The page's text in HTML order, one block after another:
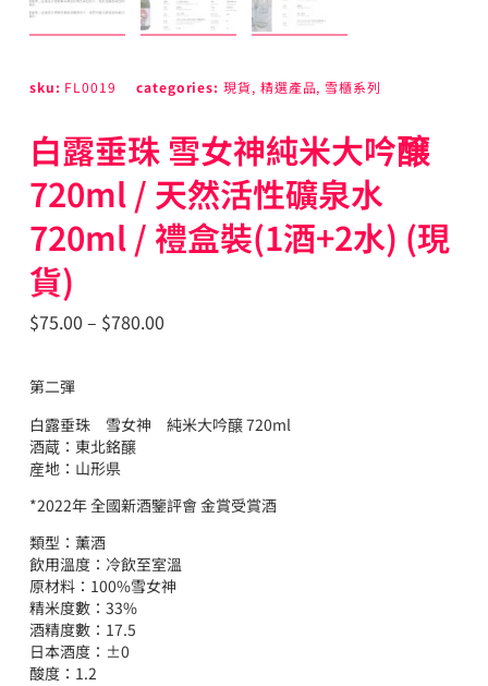
sku: FL0019 categories: 現貨, 精選產品, 雪櫃系列
白露垂珠 雪女神純米大吟醸
720ml / 天然活性礦泉水
720ml / 禮盒裝(1酒+2水) (現
貨)
$75.00 – $780.00
第二彈
白露垂珠 雪女神 純米大吟醸 720ml
酒蔵：東北銘醸
産地：山形県
*2022年 全國新酒鑒評會 金賞受賞酒
類型：薰酒
飲用溫度：冷飲至室溫
原材料：100%雪女神
精米度數：33%
酒精度數：17.5
日本酒度：±0
酸度：1.2